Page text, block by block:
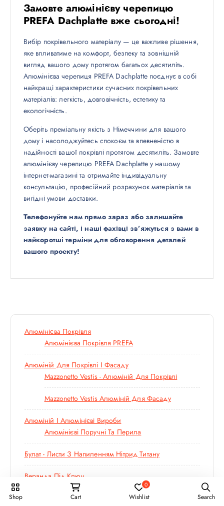
Замовте алюмінієву черепицю
PREFA Dachplatte вже сьогодні!
Вибір покрівельного матеріалу — це важливе рішення,
яке впливатиме на комфорт, безпеку та зовнішній
вигляд вашого дому протягом багатьох десятиліть.
Алюмінієва черепиця PREFA Dachplatte поєднує в собі
найкращі характеристики сучасних покрівельних
матеріалів: легкість, довговічність, естетику та
екологічність.
Оберіть преміальну якість з Німеччини для вашого
дому і насолоджуйтесь спокоєм та впевненістю в
надійності вашої покрівлі протягом десятиліть. Замовте
алюмінієву черепицю PREFA Dachplatte у нашому
інтернет-магазині та отримайте індивідуальну
консультацію, професійний розрахунок матеріалів та
вигідні умови доставки.
Телефонуйте нам прямо зараз або залишайте
заявку на сайті, і наші фахівці зв’яжуться з вами в
найкоротші терміни для обговорення деталей
вашого проекту!
Алюмінієва Покрівля
Алюмінієва Покрівля PREFA
Алюміній Для Покрівлі І Фасаду
Mazzonetto Vestis - Алюміній Для Покрівлі
Mazzonetto Vestis Алюміній Для Фасаду
Алюміній І Алюмінієві Вироби
Алюмінієві Поручні Та Перила
Булат - Листи З Напиленням Нітрид Титану
Веранда Під Ключ
Водостічні Системи (водостік)
Shop Cart
0
Wishlist Search